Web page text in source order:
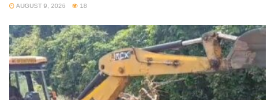
AUGUST 9, 2026 18